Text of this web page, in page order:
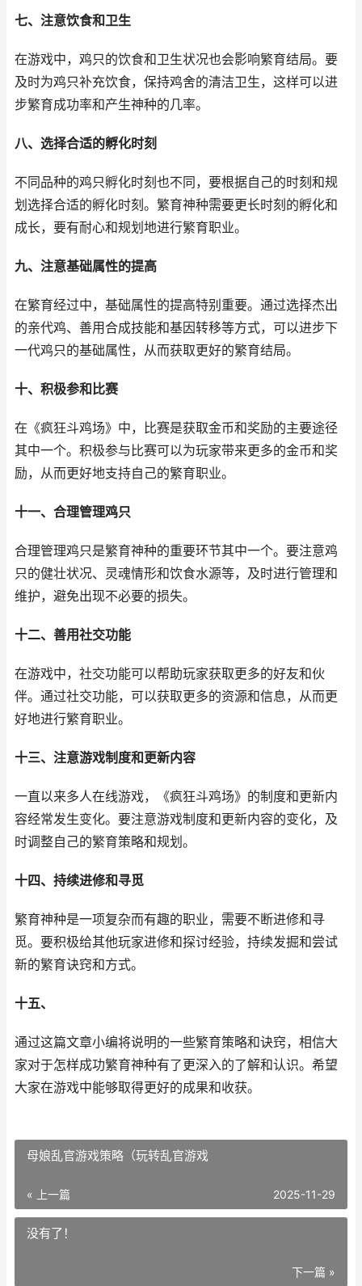
七、注意饮食和卫生
在游戏中，鸡只的饮食和卫生状况也会影响繁育结局。要
及时为鸡只补充饮食，保持鸡舍的清洁卫生，这样可以进
步繁育成功率和产生神种的几率。
八、选择合适的孵化时刻
不同品种的鸡只孵化时刻也不同，要根据自己的时刻和规
划选择合适的孵化时刻。繁育神种需要更长时刻的孵化和
成长，要有耐心和规划地进行繁育职业。
九、注意基础属性的提高
在繁育经过中，基础属性的提高特别重要。通过选择杰出
的亲代鸡、善用合成技能和基因转移等方式，可以进步下
一代鸡只的基础属性，从而获取更好的繁育结局。
十、积极参和比赛
在《疯狂斗鸡场》中，比赛是获取金币和奖励的主要途径
其中一个。积极参与比赛可以为玩家带来更多的金币和奖
励，从而更好地支持自己的繁育职业。
十一、合理管理鸡只
合理管理鸡只是繁育神种的重要环节其中一个。要注意鸡
只的健壮状况、灵魂情形和饮食水源等，及时进行管理和
维护，避免出现不必要的损失。
十二、善用社交功能
在游戏中，社交功能可以帮助玩家获取更多的好友和伙
伴。通过社交功能，可以获取更多的资源和信息，从而更
好地进行繁育职业。
十三、注意游戏制度和更新内容
一直以来多人在线游戏，《疯狂斗鸡场》的制度和更新内
容经常发生变化。要注意游戏制度和更新内容的变化，及
时调整自己的繁育策略和规划。
十四、持续进修和寻觅
繁育神种是一项复杂而有趣的职业，需要不断进修和寻
觅。要积极给其他玩家进修和探讨经验，持续发掘和尝试
新的繁育诀窍和方式。
十五、
通过这篇文章小编将说明的一些繁育策略和诀窍，相信大
家对于怎样成功繁育神种有了更深入的了解和认识。希望
大家在游戏中能够取得更好的成果和收获。
母娘乱官游戏策略（玩转乱官游戏
« 上一篇 2025-11-29
没有了！
下一篇 »